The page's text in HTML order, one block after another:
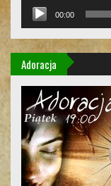
00:00
Adoracja